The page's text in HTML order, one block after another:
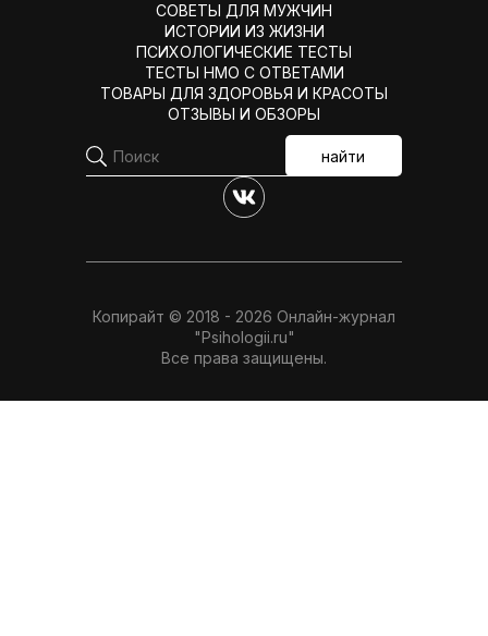
СОВЕТЫ ДЛЯ МУЖЧИН
ИСТОРИИ ИЗ ЖИЗНИ
ПСИХОЛОГИЧЕСКИЕ ТЕСТЫ
ТЕСТЫ НМО С ОТВЕТАМИ
ТОВАРЫ ДЛЯ ЗДОРОВЬЯ И КРАСОТЫ
ОТЗЫВЫ И ОБЗОРЫ
найти
Копирайт © 2018 - 2026 Онлайн-журнал
"Psihologii.ru"
Все права защищены.